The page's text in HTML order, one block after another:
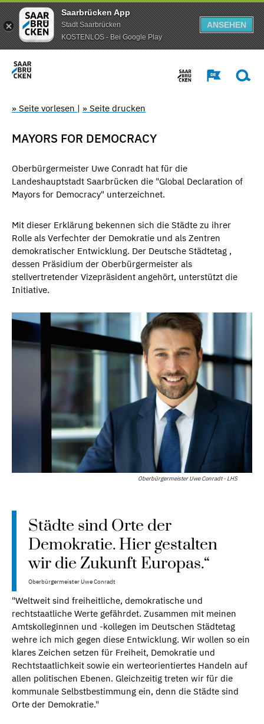
Saarbrücken App
Stadt Saarbrücken
KOSTENLOS - Bei Google Play
ANSEHEN
» Seite vorlesen | » Seite drucken
MAYORS FOR DEMOCRACY
Oberbürgermeister Uwe Conradt hat für die
Landeshauptstadt Saarbrücken die "Global Declaration of
Mayors for Democracy" unterzeichnet.
Mit dieser Erklärung bekennen sich die Städte zu ihrer
Rolle als Verfechter der Demokratie und als Zentren
demokratischer Entwicklung. Der Deutsche Städtetag ,
dessen Präsidium der Oberbürgermeister als
stellvertretender Vizepräsident angehört, unterstützt die
Initiative.
Oberbürgermeister Uwe Conradt - LHS
Städte sind Orte der
Demokratie. Hier gestalten
wir die Zukunft Europas.“
Oberbürgermeister Uwe Conradt
"Weltweit sind freiheitliche, demokratische und
rechtstaatliche Werte gefährdet. Zusammen mit meinen
Amtskolleginnen und -kollegen im Deutschen Städtetag
wehre ich mich gegen diese Entwicklung. Wir wollen so ein
klares Zeichen setzen für Freiheit, Demokratie und
Rechtstaatlichkeit sowie ein werteorientiertes Handeln auf
allen politischen Ebenen. Gleichzeitig treten wir für die
kommunale Selbstbestimmung ein, denn die Städte sind
Orte der Demokratie."